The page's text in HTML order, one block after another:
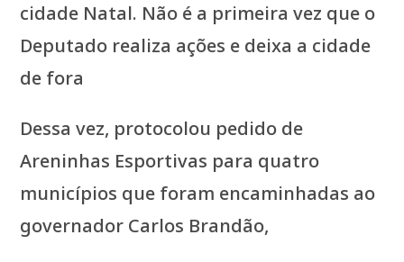
cidade Natal. Não é a primeira vez que o
Deputado realiza ações e deixa a cidade
de fora
Dessa vez, protocolou pedido de
Areninhas Esportivas para quatro
municípios que foram encaminhadas ao
governador Carlos Brandão,